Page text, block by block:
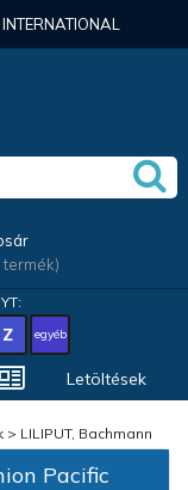
INTERNATIONAL
termék)
Z egyéb
Letöltések
> LILIPUT, Bachmann
Pacific